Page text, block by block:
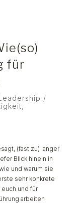
für
/
,
(fast zu) langer
Blick hinein in
und warum sie
sehr konkrete
und für
arbeiten